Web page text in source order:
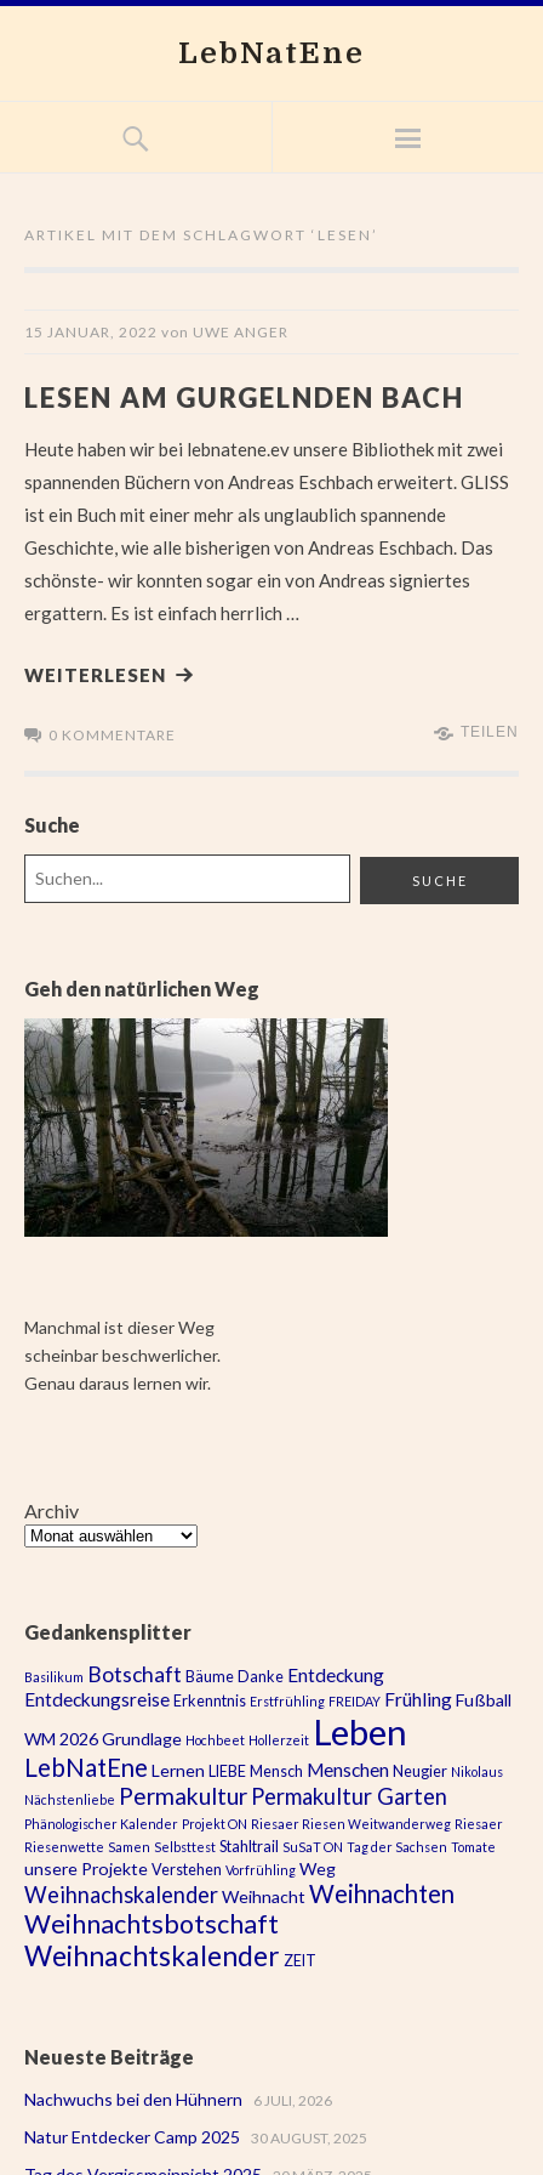
LebNatEne
ARTIKEL MIT DEM SCHLAGWORT ‘ LESEN ’
15 JANUAR, 2022 von UWE ANGER
LESEN AM GURGELNDEN BACH
Heute haben wir bei lebnatene.ev unsere Bibliothek mit zwei
spannenden Büchern von Andreas Eschbach erweitert. GLISS
ist ein Buch mit einer mehr als unglaublich spannende
Geschichte, wie alle bisherigen von Andreas Eschbach. Das
schönste- wir konnten sogar ein von Andreas signiertes
ergattern. Es ist einfach herrlich …
WEITERLESEN
0 KOMMENTARE TEILEN
Suche
Geh den natürlichen Weg
Manchmal ist dieser Weg
scheinbar beschwerlicher.
Genau daraus lernen wir.
Archiv
Gedankensplitter
Basilikum Botschaft Bäume Danke Entdeckung
Entdeckungsreise Erkenntnis Erstfrühling FREIDAY FrühlingFußball
WM 2026Grundlage Hochbeet Hollerzeit Leben
LebNatEne Lernen LIEBE Mensch Menschen Neugier Nikolaus
Nächstenliebe Permakultur Permakultur Garten
Phänologischer Kalender Projekt ON Riesaer Riesen Weitwanderweg Riesaer
Riesenwette Samen Selbsttest Stahltrail SuSaT ON Tag der Sachsen Tomate
unsere Projekte Verstehen Vorfrühling Weg
WeihnachskalenderWeihnachtWeihnachten
Weihnachtsbotschaft
Weihnachtskalender ZEIT
Neueste Beiträge
Nachwuchs bei den Hühnern 6 JULI, 2026
Natur Entdecker Camp 2025 30 AUGUST, 2025